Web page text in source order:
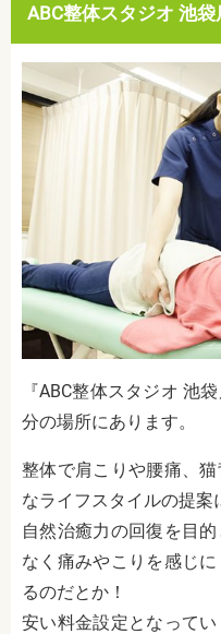
ABC整体スタジオ 池袋
『ABC整体スタジオ 池
分の場所にあります。
整体で肩こりや腰痛、
なライフスタイルの提案
自然治癒力の回復を目
なく痛みやこりを感じ
るのだとか！
安い料金設定となって